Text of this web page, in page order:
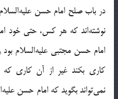
در باب صلح امام حسن علیه‌السلام
نوشته‌اند که هر کس، حتی خود
امام حسن مجتبی علیه‌السلام
کاری بکند غیر از آن کاری
نمی‌تواند بگوید که امام حسن